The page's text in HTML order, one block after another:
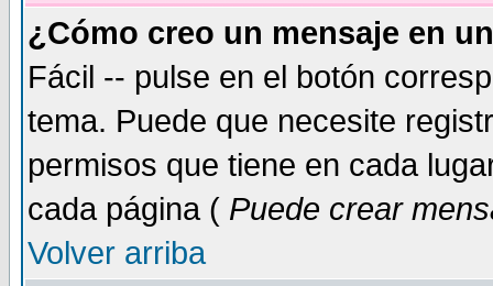
¿Cómo creo un mensaje en
Fácil -- pulse en el botón
tema. Puede que necesite
permisos que tiene en cada
cada página ( Puede crear
Volver arriba